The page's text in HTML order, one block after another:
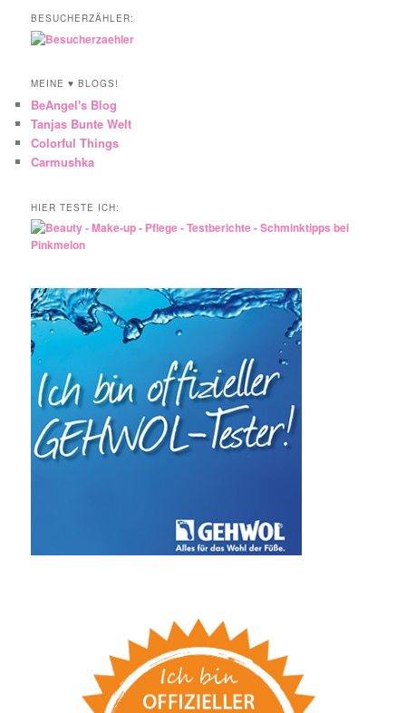
BESUCHERZÄHLER:
MEINE ♥ BLOGS!
BeAngel's Blog
Tanjas Bunte Welt
Colorful Things
Carmushka
HIER TESTE ICH: